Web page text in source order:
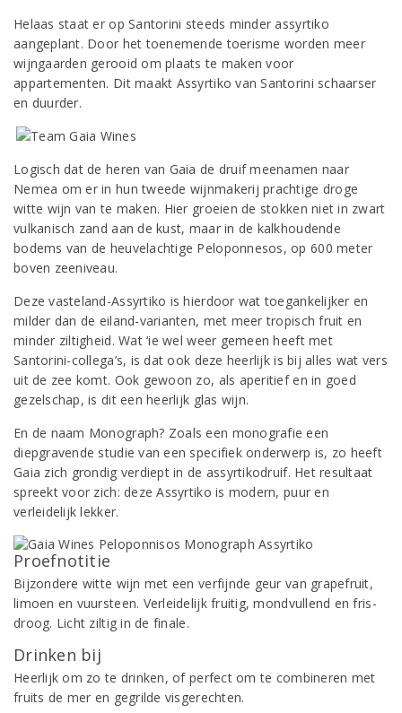
Helaas staat er op Santorini steeds minder assyrtiko
aangeplant. Door het toenemende toerisme worden meer
wijngaarden gerooid om plaats te maken voor
appartementen. Dit maakt Assyrtiko van Santorini schaarser
en duurder.
Logisch dat de heren van Gaia de druif meenamen naar
Nemea om er in hun tweede wijnmakerij prachtige droge
witte wijn van te maken. Hier groeien de stokken niet in zwart
vulkanisch zand aan de kust, maar in de kalkhoudende
bodems van de heuvelachtige Peloponnesos, op 600 meter
boven zeeniveau.
Deze vasteland-Assyrtiko is hierdoor wat toegankelijker en
milder dan de eiland-varianten, met meer tropisch fruit en
minder ziltigheid. Wat ‘ie wel weer gemeen heeft met
Santorini-collega’s, is dat ook deze heerlijk is bij alles wat vers
uit de zee komt. Ook gewoon zo, als aperitief en in goed
gezelschap, is dit een heerlijk glas wijn.
En de naam Monograph? Zoals een monografie een
diepgravende studie van een specifiek onderwerp is, zo heeft
Gaia zich grondig verdiept in de assyrtikodruif. Het resultaat
spreekt voor zich: deze Assyrtiko is modern, puur en
verleidelijk lekker.
Proefnotitie
Bijzondere witte wijn met een verfijnde geur van grapefruit,
limoen en vuursteen. Verleidelijk fruitig, mondvullend en fris-
droog. Licht ziltig in de finale.
Drinken bij
Heerlijk om zo te drinken, of perfect om te combineren met
fruits de mer en gegrilde visgerechten.